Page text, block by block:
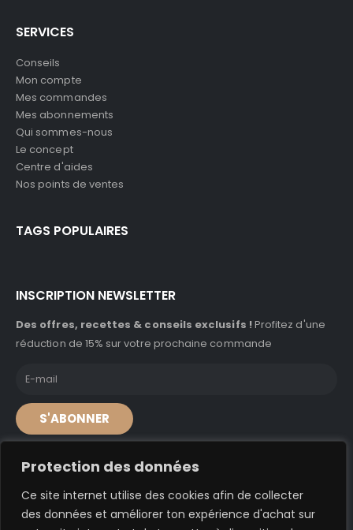
Protection des données
Ce site internet utilise des cookies afin de collecter
des données et améliorer ton expérience d'achat sur
SERVICES
Conseils
Mon compte
Mes commandes
Mes abonnements
Qui sommes-nous
Le concept
Centre d'aides
Nos points de ventes
TAGS POPULAIRES
INSCRIPTION NEWSLETTER
Des offres, recettes & conseils exclusifs !Profitez d'une
réduction de 15% sur votre prochaine commande
S'ABONNER